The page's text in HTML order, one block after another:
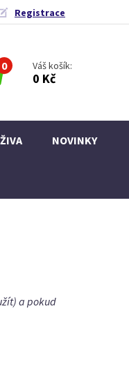
Registrace
0 Váš košík:
0 Kč
NOVINKY
a pokud